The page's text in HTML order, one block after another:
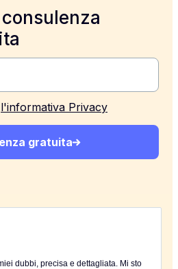
l'informativa Privacy
gratuita
dubbi, precisa e dettagliata. Mi sto